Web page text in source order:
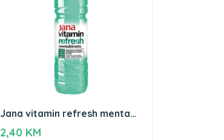
Jana vitamin refresh menta
limeta 1,5L
2,40 KM